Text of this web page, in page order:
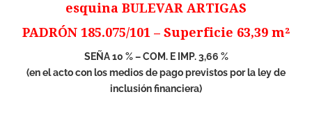
esquina BULEVAR ARTIGAS
PADRÓN 185.075/101 – Superficie 63,39 m²
SEÑA 10 % – COM. E IMP. 3,66 %
(en el acto con los medios de pago previstos por la ley de
inclusión financiera)